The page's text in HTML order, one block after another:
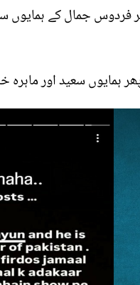
فردوس جمال کے
ہمایوں سعید اور